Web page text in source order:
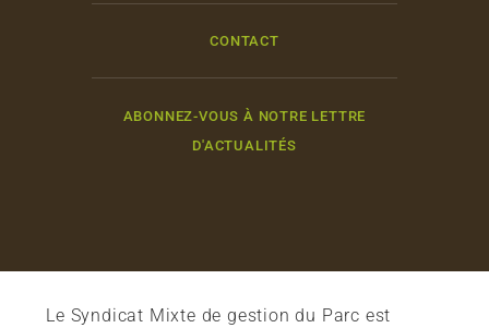
CONTACT
ABONNEZ-VOUS À NOTRE LETTRE
D'ACTUALITÉS
Le Syndicat Mixte de gestion du Parc est